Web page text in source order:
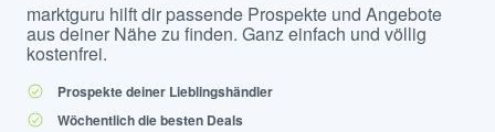
marktguru hilft dir passende Prospekte und Angebote
aus deiner Nähe zu finden. Ganz einfach und völlig
kostenfrei.
Prospekte deiner Lieblingshändler
Wöchentlich die besten Deals